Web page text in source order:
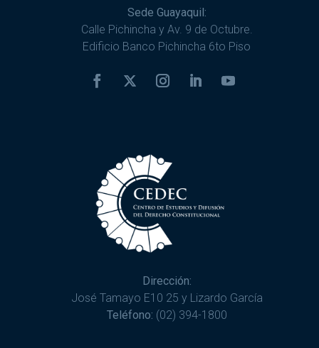
Sede Guayaquil:
Calle Pichincha y Av. 9 de Octubre.
Edificio Banco Pichincha 6to Piso
Dirección:
José Tamayo E10 25 y Lizardo García
Teléfono: (02) 394-1800